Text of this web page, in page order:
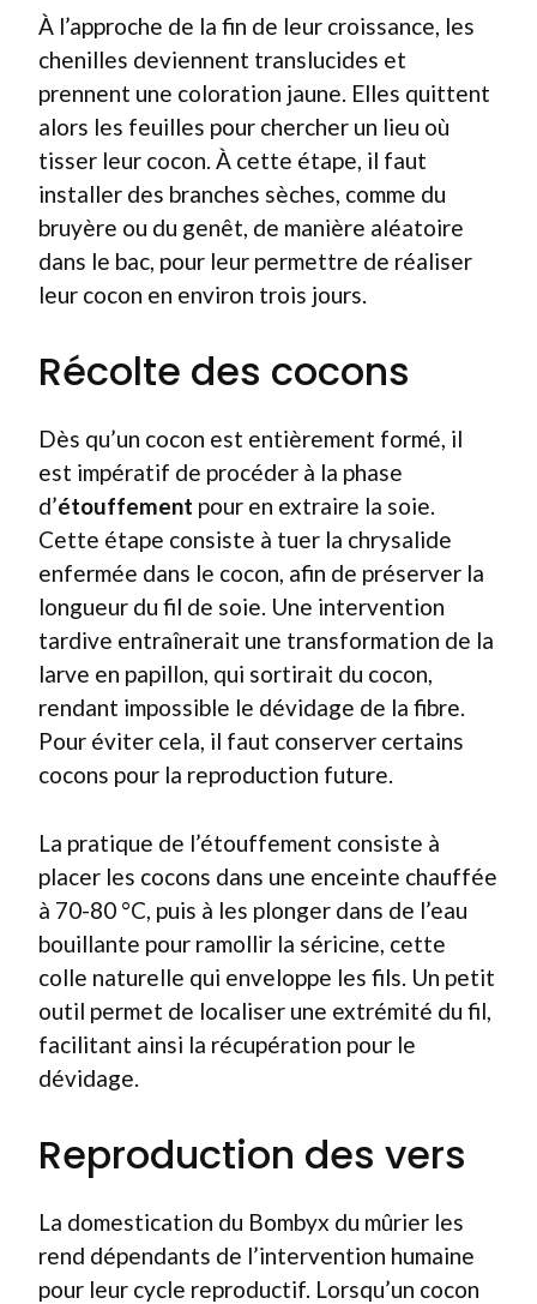
À l’approche de la fin de leur croissance, les
chenilles deviennent translucides et
prennent une coloration jaune. Elles quittent
alors les feuilles pour chercher un lieu où
tisser leur cocon. À cette étape, il faut
installer des branches sèches, comme du
bruyère ou du genêt, de manière aléatoire
dans le bac, pour leur permettre de réaliser
leur cocon en environ trois jours.
Récolte des cocons
Dès qu’un cocon est entièrement formé, il
est impératif de procéder à la phase
d’étouffement pour en extraire la soie.
Cette étape consiste à tuer la chrysalide
enfermée dans le cocon, afin de préserver la
longueur du fil de soie. Une intervention
tardive entraînerait une transformation de la
larve en papillon, qui sortirait du cocon,
rendant impossible le dévidage de la fibre.
Pour éviter cela, il faut conserver certains
cocons pour la reproduction future.
La pratique de l’étouffement consiste à
placer les cocons dans une enceinte chauffée
à 70-80 °C, puis à les plonger dans de l’eau
bouillante pour ramollir la séricine, cette
colle naturelle qui enveloppe les fils. Un petit
outil permet de localiser une extrémité du fil,
facilitant ainsi la récupération pour le
dévidage.
Reproduction des vers
La domestication du Bombyx du mûrier les
rend dépendants de l’intervention humaine
pour leur cycle reproductif. Lorsqu’un cocon